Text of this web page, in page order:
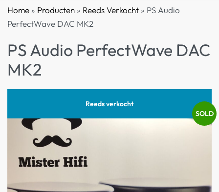
Home » Producten » Reeds Verkocht » PS Audio
PerfectWave DAC MK2
PS Audio PerfectWave DAC
MK2
Reeds verkocht
SOLD